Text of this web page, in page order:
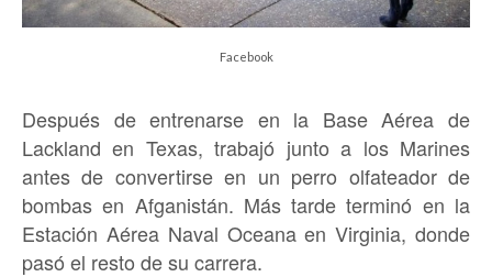
Facebook
Después de entrenarse en la Base Aérea de
Lackland en Texas, trabajó junto a los Marines
antes de convertirse en un perro olfateador de
bombas en Afganistán. Más tarde terminó en la
Estación Aérea Naval Oceana en Virginia, donde
pasó el resto de su carrera.